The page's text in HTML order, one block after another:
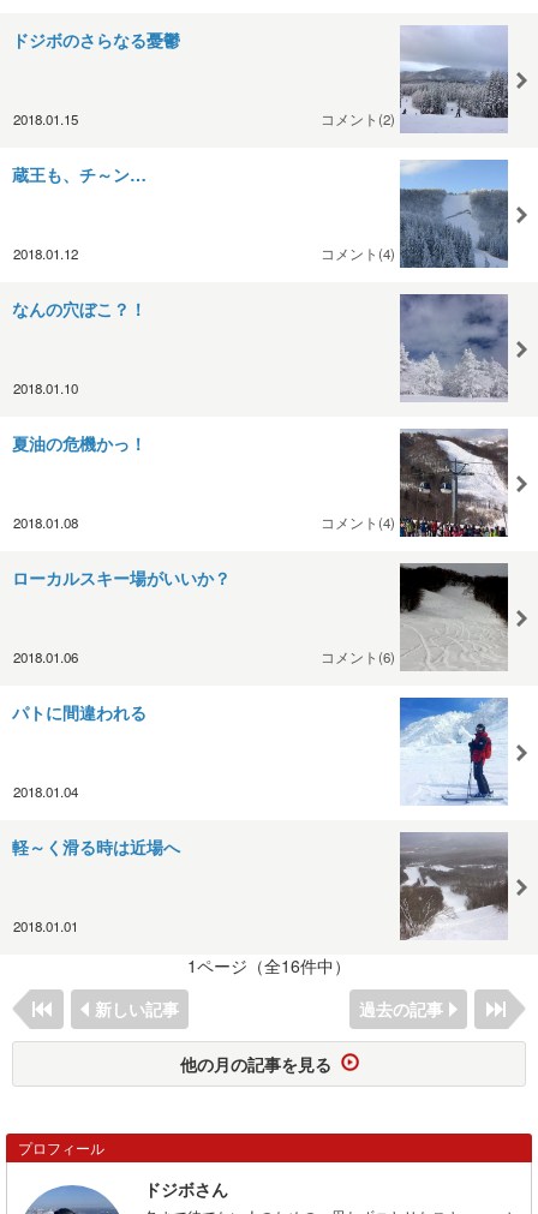
ドジボのさらなる憂鬱
2018.01.15 コメント(2)
蔵王も、チ～ン…
2018.01.12 コメント(4)
なんの穴ぼこ？！
2018.01.10
夏油の危機かっ！
2018.01.08 コメント(4)
ローカルスキー場がいいか？
2018.01.06 コメント(6)
パトに間違われる
2018.01.04
軽～く滑る時は近場へ
2018.01.01
1ページ（全16件中）
新しい記事
過去の記事
他の月の記事を見る
プロフィール
ドジボさん